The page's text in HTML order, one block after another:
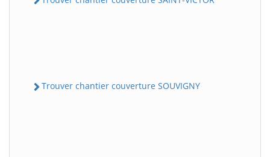
Trouver chantier couverture SOUVIGNY